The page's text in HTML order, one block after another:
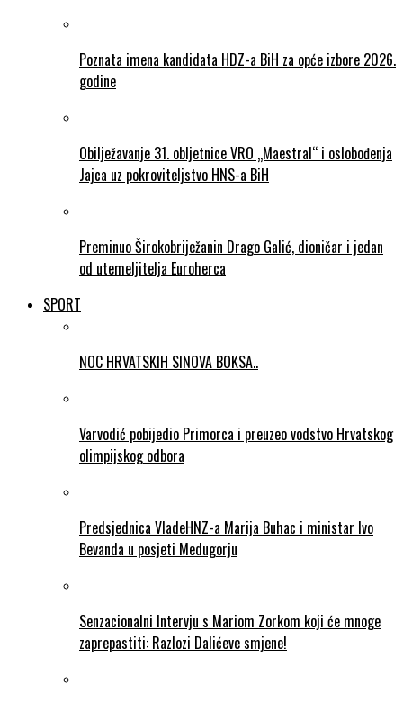
Poznata imena kandidata HDZ-a BiH za opće izbore 2026.
godine
Obilježavanje 31. obljetnice VRO „Maestral“ i oslobođenja
Jajca uz pokroviteljstvo HNS-a BiH
Preminuo Širokobriježanin Drago Galić, dioničar i jedan
od utemeljitelja Euroherca
SPORT
NOC HRVATSKIH SINOVA BOKSA..
Varvodić pobijedio Primorca i preuzeo vodstvo Hrvatskog
olimpijskog odbora
Predsjednica VladeHNZ-a Marija Buhac i ministar Ivo
Bevanda u posjeti Medugorju
Senzacionalni Intervju s Mariom Zorkom koji će mnoge
zaprepastiti: Razlozi Dalićeve smjene!